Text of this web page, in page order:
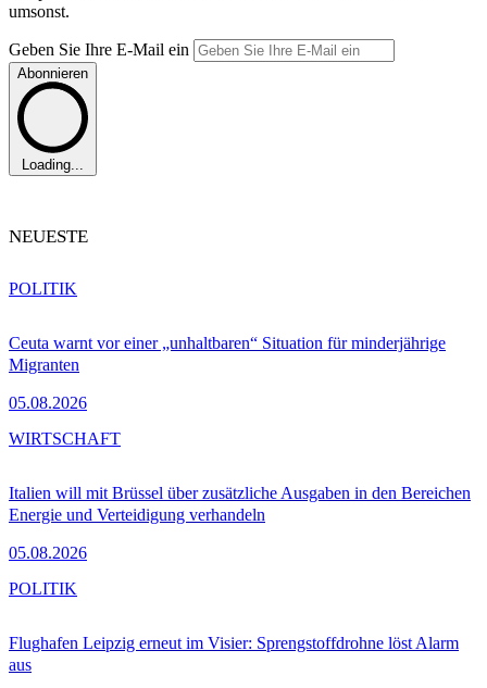
umsonst.
Geben Sie Ihre E-Mail ein
Abonnieren
Loading...
NEUESTE
Ceuta warnt vor einer „unhaltbaren“ Situation für minderjährige
Migranten
05.08.2026
POLITIK
Italien will mit Brüssel über zusätzliche Ausgaben in den Bereichen
Energie und Verteidigung verhandeln
05.08.2026
WIRTSCHAFT
Flughafen Leipzig erneut im Visier: Sprengstoffdrohne löst Alarm
aus
POLITIK